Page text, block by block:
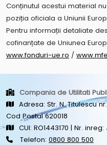
Conținutul acestui material
poziția oficiala a Uniunii
Pentru informații detaliate
cofinanțate de Uniunea
www.fonduri-ue.ro /
Compania de Utilitati
Adresa: Str. N. Titulescu
Cod Postal 620018
CUI: RO1443170 | Nr.
Telefon: 0800 800 500